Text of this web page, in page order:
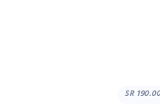
SR